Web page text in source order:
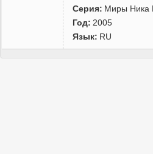
Серия: Миры Ника
Год: 2005
Язык: RU